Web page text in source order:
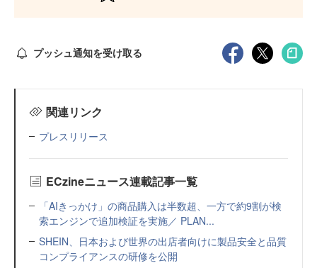
プッシュ通知を受け取る
関連リンク
プレスリリース
ECzineニュース連載記事一覧
「AIきっかけ」の商品購入は半数超、一方で約9割が検
索エンジンで追加検証を実施／ PLAN...
SHEIN、日本および世界の出店者向けに製品安全と品質
コンプライアンスの研修を公開